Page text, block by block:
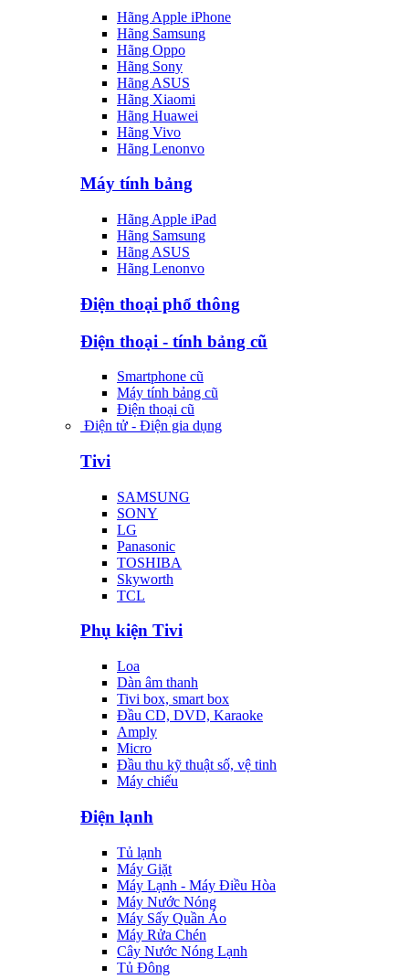
Hãng Apple iPhone
Hãng Samsung
Hãng Oppo
Hãng Sony
Hãng ASUS
Hãng Xiaomi
Hãng Huawei
Hãng Vivo
Hãng Lenonvo
Máy tính bảng
Hãng Apple iPad
Hãng Samsung
Hãng ASUS
Hãng Lenonvo
Điện thoại phổ thông
Điện thoại - tính bảng cũ
Smartphone cũ
Máy tính bảng cũ
Điện thoại cũ
Điện tử - Điện gia dụng
Tivi
SAMSUNG
SONY
LG
Panasonic
TOSHIBA
Skyworth
TCL
Phụ kiện Tivi
Loa
Dàn âm thanh
Tivi box, smart box
Đầu CD, DVD, Karaoke
Amply
Micro
Đầu thu kỹ thuật số, vệ tinh
Máy chiếu
Điện lạnh
Tủ lạnh
Máy Giặt
Máy Lạnh - Máy Điều Hòa
Máy Nước Nóng
Máy Sấy Quần Áo
Máy Rửa Chén
Cây Nước Nóng Lạnh
Tủ Đông